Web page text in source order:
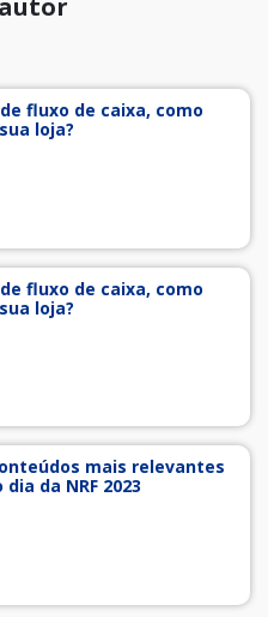
fluxo de caixa, como
loja?
fluxo de caixa, como
loja?
mais relevantes
da NRF 2023